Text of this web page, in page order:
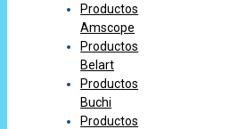
Productos
Amscope
Productos
Belart
Productos
Buchi
Productos